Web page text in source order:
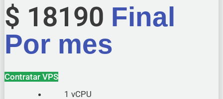
$ 18190 Final
Por mes
1 vCPU
Contratar VPS